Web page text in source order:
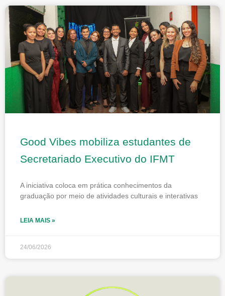
Good Vibes mobiliza estudantes de
Secretariado Executivo do IFMT
A iniciativa coloca em prática conhecimentos da
graduação por meio de atividades culturais e interativas
LEIA MAIS »
24/06/2026